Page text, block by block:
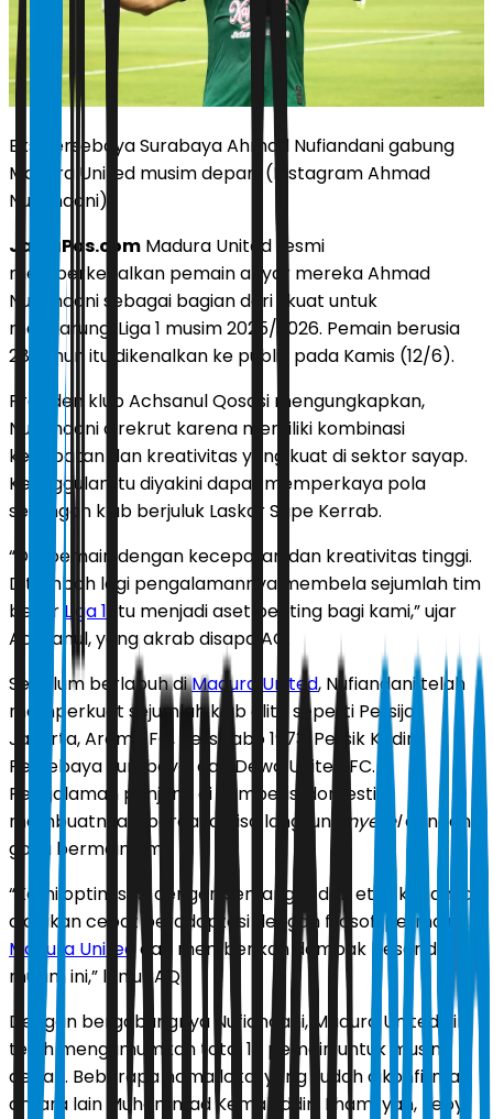
Eks Persebaya Surabaya Ahmad Nufiandani gabung
Madura United musim depan. (Instagram Ahmad
Nufiandani)
JawaPos.com Madura United resmi
memperkenalkan pemain anyar mereka Ahmad
Nufiandani sebagai bagian dari skuat untuk
mengarungi Liga 1 musim 2025/2026. Pemain berusia
28 tahun itu dikenalkan ke publik pada Kamis (12/6).
Presiden klub Achsanul Qosasi mengungkapkan,
Nufiandani direkrut karena memiliki kombinasi
kecepatan dan kreativitas yang kuat di sektor sayap.
Keunggulan itu diyakini dapat memperkaya pola
serangan klub berjuluk Laskar Sape Kerrab.
“Dia pemain dengan kecepatan dan kreativitas tinggi.
Ditambah lagi pengalamannya membela sejumlah tim
besar Liga 1 , itu menjadi aset penting bagi kami,” ujar
Achsanul, yang akrab disapa AQ.
Sebelum berlabuh diMadura United, Nufiandani telah
memperkuat sejumlah klub elite seperti Persija
Jakarta, Arema FC, Persikabo 1973, Persik Kediri,
Persebaya Surabaya, dan Dewa United FC.
Pengalaman panjang di kompetisi domestik
membuatnya dipercaya bisa langsung
nyeteldengan
gaya bermain tim.
“Kami optimistis, dengan semangat dan etos kerjanya,
dia akan cepat beradaptasi dengan filosofi permainan
Madura United dan memberikan dampak besar di
musim ini,” lanjut AQ.
Dengan bergabungnya Nufiandani, Madura United kini
telah mengumumkan total 15 pemain untuk musim
depan. Beberapa nama lokal yang sudah dikonfirmasi
antara lain Muhammad Kemaluddin, Ilhamsyah, Feby